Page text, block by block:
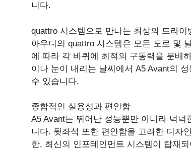
니다.
quattro 시스템으로 만나는 최상의 드라이
아우디의 quattro 시스템은 모든 도로 및
에 따라 각 바퀴에 최적의 구동력을 분배
이나 눈이 내리는 날씨에서 A5 Avant의
수 있습니다.
종합적인 실용성과 편안함
A5 Avant는 뛰어난 성능뿐만 아니라 넉
니다. 뒷좌석 또한 편안함을 고려한 디자
한, 최신의 인포테인먼트 시스템이 탑재